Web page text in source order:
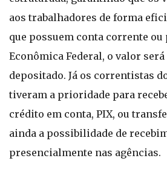
aos trabalhadores de forma
que possuem conta corrente ou
Econômica Federal, o valor
depositado. Já os correntistas
tiveram a prioridade para
crédito em conta, PIX, ou
ainda a possibilidade de
presencialmente nas agências.